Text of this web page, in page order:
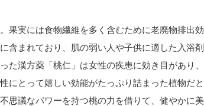
果実には食物繊維を多く含むために老廃物排出効
含まれており、肌の弱い人や子供に適した入浴剤
漢方薬「桃仁」は女性の疾患に効き目があり、
にとって嬉しい効能がたっぷり詰まった植物だと
思議なパワーを持つ桃の力を借りて、健やかに美